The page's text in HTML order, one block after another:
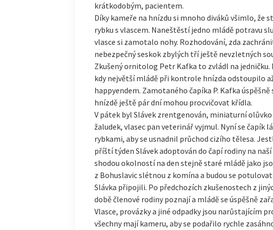
krátkodobým, pacientem.
Díky kameře na hnízdu si mnoho diváků všimlo, že
rybku s vlascem. Naneštěstí jedno mládě potravu
vlasce si zamotalo nohy. Rozhodování, zda
nebezpečný seskok zbylých tří ještě nevzletných
Zkušený ornitolog Petr Kafka to zvládl na
kdy největší mládě při kontrole hnízda odstoupilo
happyendem. Zamotaného čapíka P. Kafka
hnízdě ještě pár dní mohou procvičovat křídla.
V pátek byl Slávek zrentgenován, miniaturní
žaludek, vlasec pan veterinář vyjmul. Nyní se čapík
rybkami, aby se usnadnil průchod cizího tělesa.
příští týden Slávek adoptován do čapí rodiny na
shodou okolností na den stejně staré mládě jako
z Bohuslavic slétnou z komína a budou se
Slávka připojili. Po předchozích zkušenostech z
době členové rodiny poznají a mládě se úspěšně
Vlasce, provázky a jiné odpadky jsou narůstajícím
všechny mají kameru, aby se podařilo rychle